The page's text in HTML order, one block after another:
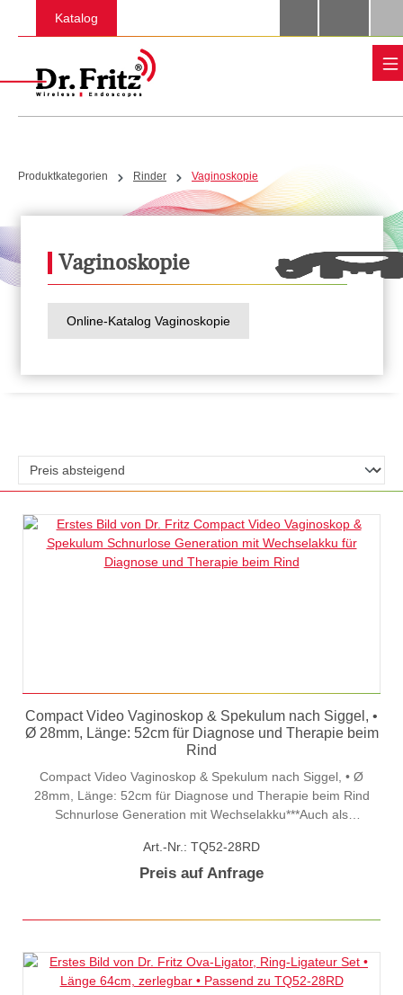
Zum Hauptinhalt springen
Katalog
Produktkategorien Rinder Vaginoskopie
Vaginoskopie
Online-Katalog Vaginoskopie
Compact Video Vaginoskop & Spekulum nach Siggel, •
Ø 28mm, Länge: 52cm für Diagnose und Therapie beim
Rind
Compact Video Vaginoskop & Spekulum nach Siggel, • Ø
28mm, Länge: 52cm für Diagnose und Therapie beim Rind
Schnurlose Generation mit Wechselakku***Auch als
Auflösung: 720x640pxs• Mit Wechselakku & IntegrierterArt.-Nr.: TQ52-28RD
Preis auf Anfrage